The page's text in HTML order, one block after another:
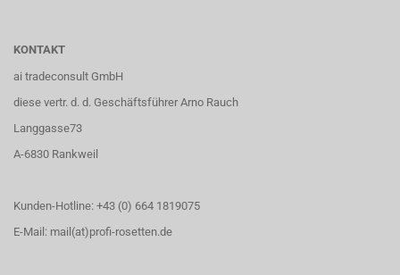
KONTAKT
ai tradeconsult GmbH
diese vertr. d. d. Geschäftsführer Arno Rauch
Langgasse73
A-6830 Rankweil
Kunden-Hotline: +43 (0) 664 1819075
E-Mail: mail(at)profi-rosetten.de